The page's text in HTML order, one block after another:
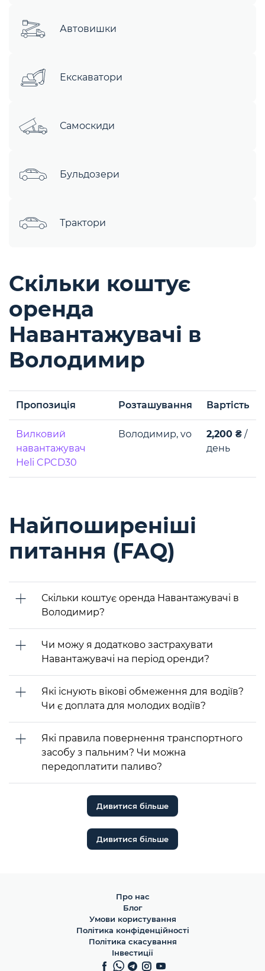
Автовишки
Екскаватори
Самоскиди
Бульдозери
Трактори
Скільки коштує
оренда
Навантажувачі в
Володимир
Пропозиція Розташування Вартість
Вилковий
навантажувач
Heli CPCD30
Володимир, vo 2,200 ₴ /
день
Найпоширеніші
питання (FAQ)
Скільки коштує оренда Навантажувачі в
Володимир?
Чи можу я додатково застрахувати
Навантажувачі на період оренди?
Які існують вікові обмеження для водіїв?
Чи є доплата для молодих водіїв?
Які правила повернення транспортного
засобу з пальним? Чи можна
передоплатити паливо?
Дивитися більше
Дивитися більше
Про нас
Блог
Умови користування
Політика конфіденційності
Політика скасування
Інвестиції